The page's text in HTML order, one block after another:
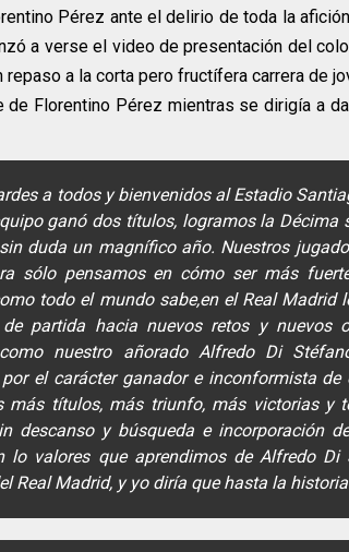
Pérez ante el delirio de toda la
a verse el video de presentación del
repaso a la corta pero fructífera carrera de
de Florentino Pérez mientras se dirigía a
a todos y bienvenidos al Estadio
ganó dos títulos, logramos la Décima
duda un magnífico año. Nuestros
sólo pensamos en cómo ser más
todo el mundo sabe,en el Real
partida hacia nuevos retos y nuevos
nuestro añorado Alfredo Di
el carácter ganador e inconformista
más títulos, más triunfo, más victorias y
descanso y búsqueda e incorporación
lo valores que aprendimos de Alfredo
Real Madrid, y yo diría que hasta la